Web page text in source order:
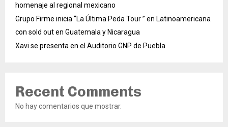
homenaje al regional mexicano
Grupo Firme inicia “La Última Peda Tour ” en Latinoamericana
con sold out en Guatemala y Nicaragua
Xavi se presenta en el Auditorio GNP de Puebla
Recent Comments
No hay comentarios que mostrar.